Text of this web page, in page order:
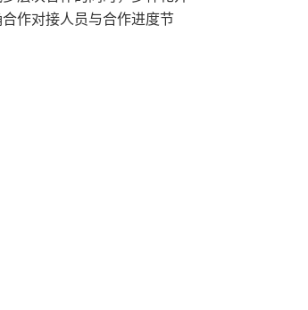
作对接人员与合作进度节